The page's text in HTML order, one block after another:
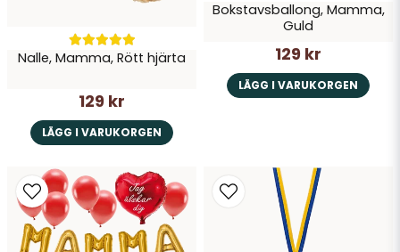
Skicka fråga
Nalle, Mamma, Rött hjärta
129 kr
LÄGG I VARUKORGEN
Bokstavsballong, Mamma,
Guld
129 kr
LÄGG I VARUKORGEN